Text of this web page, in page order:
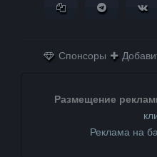
Копировать ссылку
Спонсоры
Размещение
Реклама на